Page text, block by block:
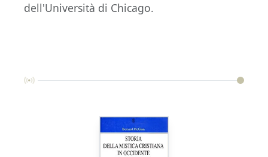
dell'Università di Chicago.